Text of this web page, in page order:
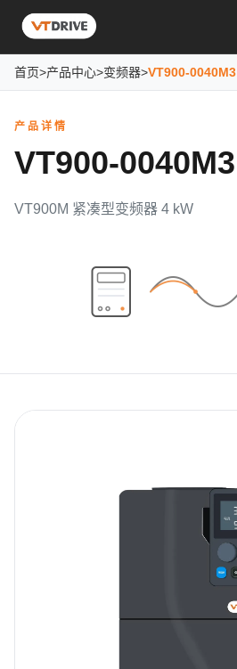
首页>产品中心>变频器>VT900-0040M3
产品详情
VT900-0040M3
VT900M 紧凑型变频器 4 kW